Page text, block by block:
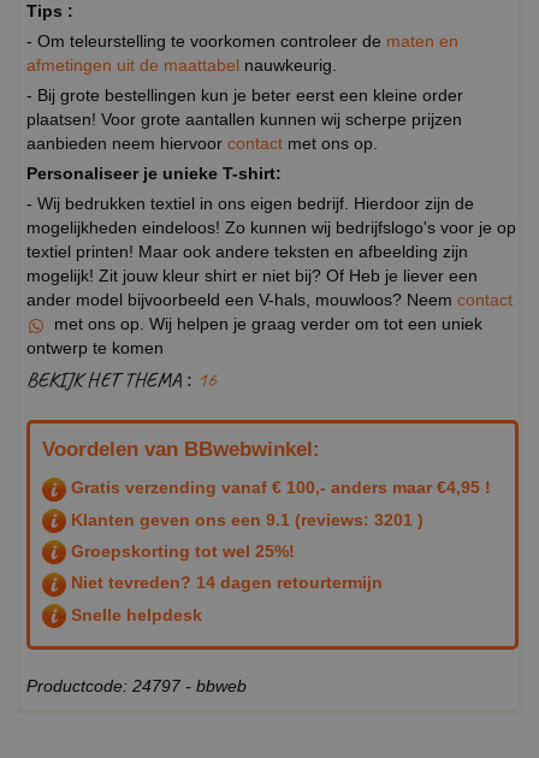
Tips :
- Om teleurstelling te voorkomen controleer de maten en
afmetingen uit de maattabel nauwkeurig.
- Bij grote bestellingen kun je beter eerst een kleine order
plaatsen! Voor grote aantallen kunnen wij scherpe prijzen
aanbieden neem hiervoor contact met ons op.
Personaliseer je unieke T-shirt:
- Wij bedrukken textiel in ons eigen bedrijf. Hierdoor zijn de
mogelijkheden eindeloos! Zo kunnen wij bedrijfslogo's voor je op
textiel printen! Maar ook andere teksten en afbeelding zijn
mogelijk! Zit jouw kleur shirt er niet bij? Of Heb je liever een
ander model bijvoorbeeld een V-hals, mouwloos? Neem contact
met ons op. Wij helpen je graag verder om tot een uniek
ontwerp te komen
BEKIJK HET THEMA : 16
Voordelen van BBwebwinkel:
Gratis verzending vanaf € 100,- anders maar €4,95 !
Klanten geven ons een 9.1 (reviews: 3201 )
Groepskorting tot wel 25%!
Niet tevreden? 14 dagen retourtermijn
Snelle helpdesk
Productcode: 24797 - bbweb